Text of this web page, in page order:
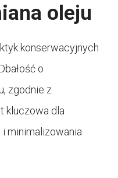
oleju
konserwacyjnych
o
zgodnie z
kluczowa dla
minimalizowania